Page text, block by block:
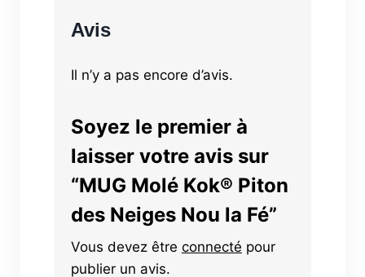
Avis
Il n’y a pas encore d’avis.
Soyez le premier à
laisser votre avis sur
“MUG Molé Kok® Piton
des Neiges Nou la Fé”
Vous devez être connecté pour
publier un avis.